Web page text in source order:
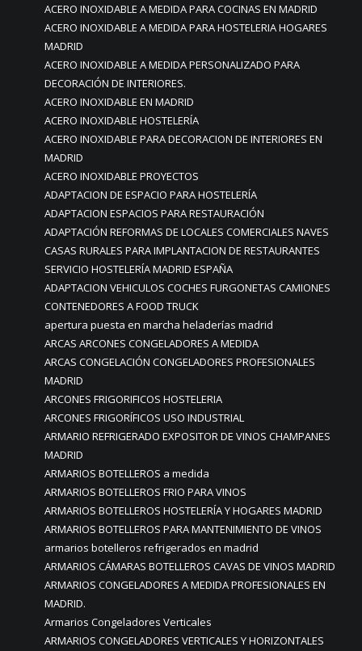
ACERO INOXIDABLE A MEDIDA PARA COCINAS EN MADRID
ACERO INOXIDABLE A MEDIDA PARA HOSTELERIA HOGARES
MADRID
ACERO INOXIDABLE A MEDIDA PERSONALIZADO PARA
DECORACIÓN DE INTERIORES.
ACERO INOXIDABLE EN MADRID
ACERO INOXIDABLE HOSTELERÍA
ACERO INOXIDABLE PARA DECORACION DE INTERIORES EN
MADRID
ACERO INOXIDABLE PROYECTOS
ADAPTACION DE ESPACIO PARA HOSTELERÍA
ADAPTACION ESPACIOS PARA RESTAURACIÓN
ADAPTACIÓN REFORMAS DE LOCALES COMERCIALES NAVES
CASAS RURALES PARA IMPLANTACION DE RESTAURANTES
SERVICIO HOSTELERÍA MADRID ESPAÑA
ADAPTACION VEHICULOS COCHES FURGONETAS CAMIONES
CONTENEDORES A FOOD TRUCK
apertura puesta en marcha heladerías madrid
ARCAS ARCONES CONGELADORES A MEDIDA
ARCAS CONGELACIÓN CONGELADORES PROFESIONALES
MADRID
ARCONES FRIGORIFICOS HOSTELERIA
ARCONES FRIGORÍFICOS USO INDUSTRIAL
ARMARIO REFRIGERADO EXPOSITOR DE VINOS CHAMPANES
MADRID
ARMARIOS BOTELLEROS a medida
ARMARIOS BOTELLEROS FRIO PARA VINOS
ARMARIOS BOTELLEROS HOSTELERÍA Y HOGARES MADRID
ARMARIOS BOTELLEROS PARA MANTENIMIENTO DE VINOS
armarios botelleros refrigerados en madrid
ARMARIOS CÁMARAS BOTELLEROS CAVAS DE VINOS MADRID
ARMARIOS CONGELADORES A MEDIDA PROFESIONALES EN
MADRID.
Armarios Congeladores Verticales
ARMARIOS CONGELADORES VERTICALES Y HORIZONTALES